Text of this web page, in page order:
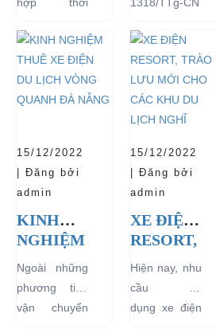
HÀNH
VÀ BÁN
CHẠY
NHẤT
HIỆN
dàng sử dụng
mà thân thiện
với môi
trường, đặc
những ưu...
ĐIỂM XE
ĐIỆN 04
BÁNH
CHỞ
KHÁCH
TẠI CÁC
KHU
VỰC
HẠN
CHẾ
27/09/2018,
Thủ tướng
Chính phủ đã
đồng ý việc
thí điểm việc
chạy bằng
điện...
15/12/2022
| Đăng bởi
admin
KINH
NGHIỆM
THUÊ XE
ĐIỆN DU
LỊCH
VÒNG
Ngoài những
phương tiện
vận chuyển
15/12/2022
| Đăng bởi
admin
XE ĐIỆN
RESORT,
TRÀO
LƯU
MỚI
CHO
Hiện nay, nhu
cầu sử
dụng xe điện